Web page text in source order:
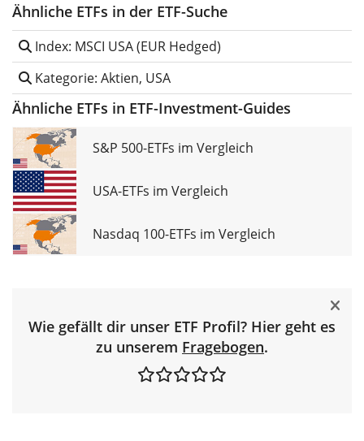
Ähnliche ETFs in der ETF-Suche
Index: MSCI USA (EUR Hedged)
Kategorie: Aktien, USA
Ähnliche ETFs in ETF-Investment-Guides
S&P 500-ETFs im Vergleich
USA-ETFs im Vergleich
Nasdaq 100-ETFs im Vergleich
Wie gefällt dir unser ETF Profil? Hier geht es
zu unserem Fragebogen.